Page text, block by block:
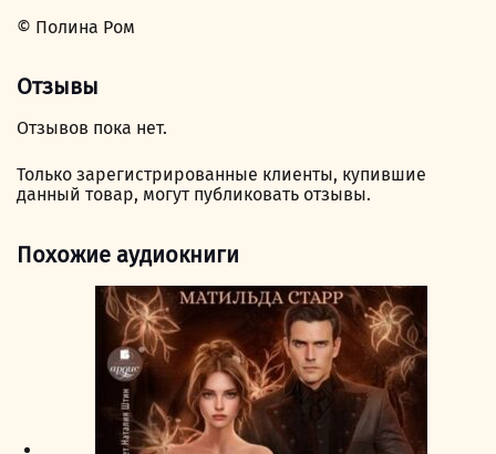
© Полина Ром
Отзывы
Отзывов пока нет.
Только зарегистрированные клиенты, купившие
данный товар, могут публиковать отзывы.
Похожие аудиокниги